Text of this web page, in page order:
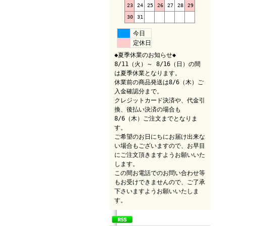
23 24 25 26 27 28 29
30 31
今日
定休日
◆夏季休業のお知らせ◆
8/11（火）～ 8/16（日）の間
は夏季休業となります。
休業前の商品発送は8/6（木）ご
入金確認分まで。
クレジットカード決済や、代金引
換、後払い決済の場合も
8/6（木）ご注文までとなりま
す。
ご希望のお日にちにお届け出来な
い場合もございますので、お早目
にご注文頂きますようお願いいた
します。
この間お電話でのお問い合わせ等
もお受けできませんので、ご了承
下さいますようお願いいたしま
す。